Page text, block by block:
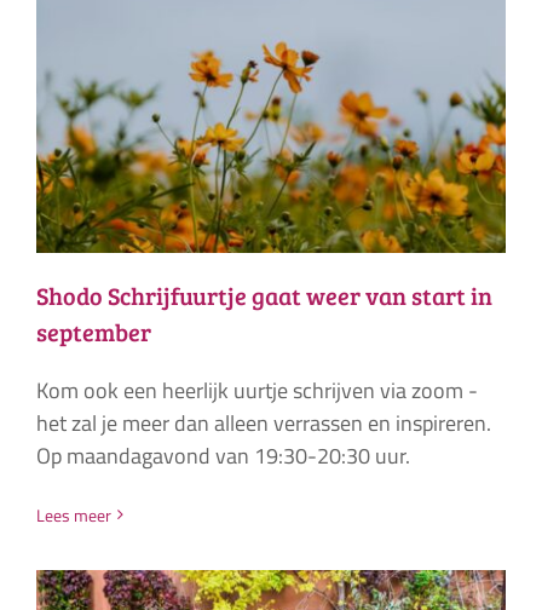
Shodo Schrijfuurtje gaat weer van start in
september
Kom ook een heerlijk uurtje schrijven via zoom -
het zal je meer dan alleen verrassen en inspireren.
Op maandagavond van 19:30-20:30 uur.
Lees meer